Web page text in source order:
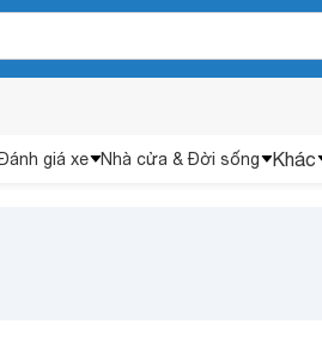
giá xe Nhà cửa & Đời sống Khác